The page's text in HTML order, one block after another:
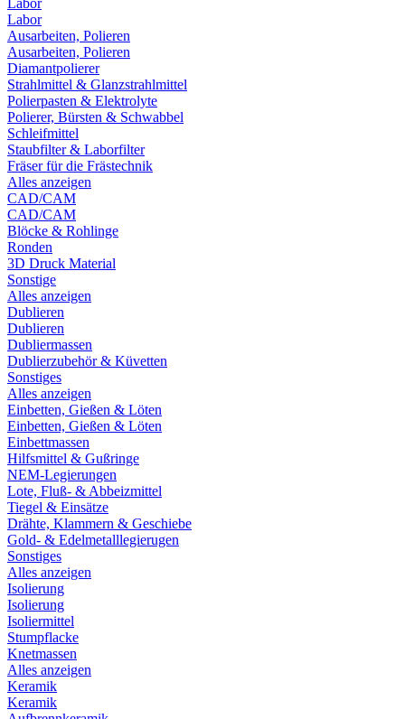
Labor
Labor
Ausarbeiten, Polieren
Ausarbeiten, Polieren
Diamantpolierer
Strahlmittel & Glanzstrahlmittel
Polierpasten & Elektrolyte
Polierer, Bürsten & Schwabbel
Schleifmittel
Staubfilter & Laborfilter
Fräser für die Frästechnik
Alles anzeigen
CAD/CAM
CAD/CAM
Blöcke & Rohlinge
Ronden
3D Druck Material
Sonstige
Alles anzeigen
Dublieren
Dublieren
Dubliermassen
Dublierzubehör & Küvetten
Sonstiges
Alles anzeigen
Einbetten, Gießen & Löten
Einbetten, Gießen & Löten
Einbettmassen
Hilfsmittel & Gußringe
NEM-Legierungen
Lote, Fluß- & Abbeizmittel
Tiegel & Einsätze
Drähte, Klammern & Geschiebe
Gold- & Edelmetalllegierugen
Sonstiges
Alles anzeigen
Isolierung
Isolierung
Isoliermittel
Stumpflacke
Knetmassen
Alles anzeigen
Keramik
Keramik